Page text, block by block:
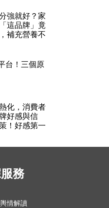
強就好？家
這品牌」竟
補充營養不
台！三個原
化，消費者
好感與信
！好感第一
務
輿情解讀